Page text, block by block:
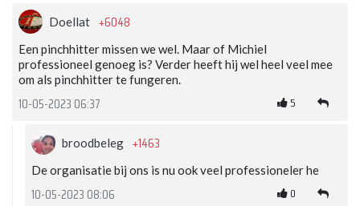
Doellat +6048
Een pinchhitter missen we wel. Maar of Michiel
professioneel genoeg is? Verder heeft hij wel heel veel mee
om als pinchhitter te fungeren.
10-05-2023 06:37 5
broodbeleg +1463
De organisatie bij ons is nu ook veel professioneler he
10-05-2023 08:06 0